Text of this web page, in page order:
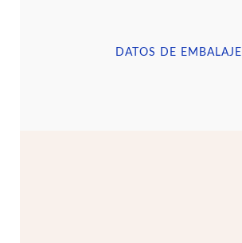
DATOS DE EMBALAJE